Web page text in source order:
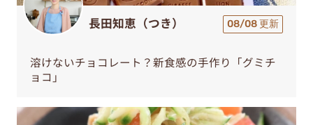
長田知恵（つき） 08/08 更新
溶けないチョコレート？新食感の手作り「グミチ
ョコ」